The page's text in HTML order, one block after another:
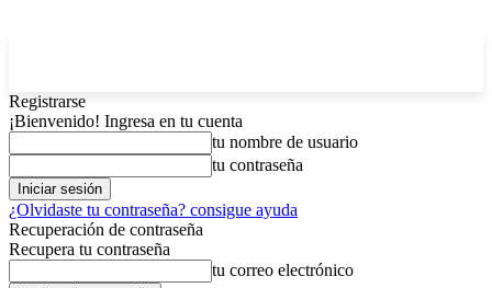
Registrarse
¡Bienvenido! Ingresa en tu cuenta
tu nombre de usuario
tu contraseña
¿Olvidaste tu contraseña? consigue ayuda
Recuperación de contraseña
Recupera tu contraseña
tu correo electrónico